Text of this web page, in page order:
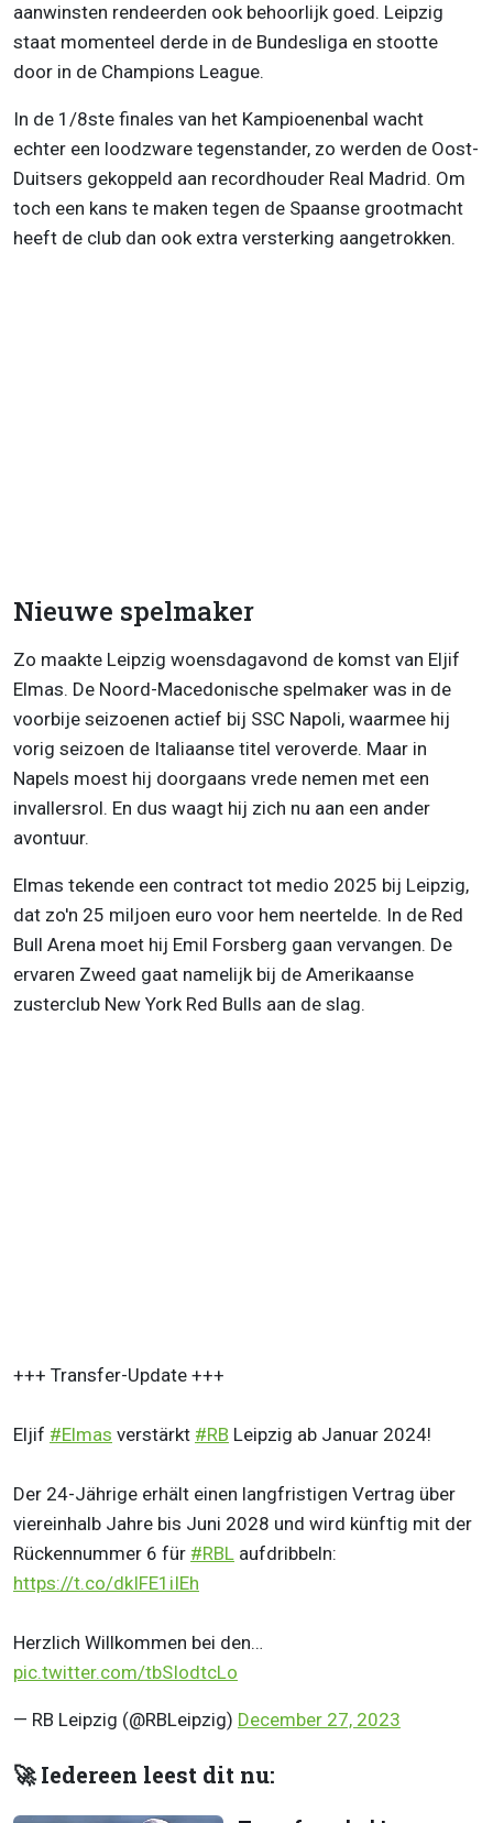
aanwinsten rendeerden ook behoorlijk goed. Leipzig
staat momenteel derde in de Bundesliga en stootte
door in de Champions League.
In de 1/8ste finales van het Kampioenenbal wacht
echter een loodzware tegenstander, zo werden de Oost-
Duitsers gekoppeld aan recordhouder Real Madrid. Om
toch een kans te maken tegen de Spaanse grootmacht
heeft de club dan ook extra versterking aangetrokken.
Nieuwe spelmaker
Zo maakte Leipzig woensdagavond de komst van Eljif
Elmas. De Noord-Macedonische spelmaker was in de
voorbije seizoenen actief bij SSC Napoli, waarmee hij
vorig seizoen de Italiaanse titel veroverde. Maar in
Napels moest hij doorgaans vrede nemen met een
invallersrol. En dus waagt hij zich nu aan een ander
avontuur.
Elmas tekende een contract tot medio 2025 bij Leipzig,
dat zo'n 25 miljoen euro voor hem neertelde. In de Red
Bull Arena moet hij Emil Forsberg gaan vervangen. De
ervaren Zweed gaat namelijk bij de Amerikaanse
zusterclub New York Red Bulls aan de slag.
+++ Transfer-Update +++
Eljif #Elmas verstärkt #RB Leipzig ab Januar 2024!
Der 24-Jährige erhält einen langfristigen Vertrag über
viereinhalb Jahre bis Juni 2028 und wird künftig mit der
Rückennummer 6 für #RBL aufdribbeln:
https://t.co/dkIFE1iIEh
Herzlich Willkommen bei den…
pic.twitter.com/tbSIodtcLo
— RB Leipzig (@RBLeipzig) December 27, 2023
🚀 Iedereen leest dit nu: